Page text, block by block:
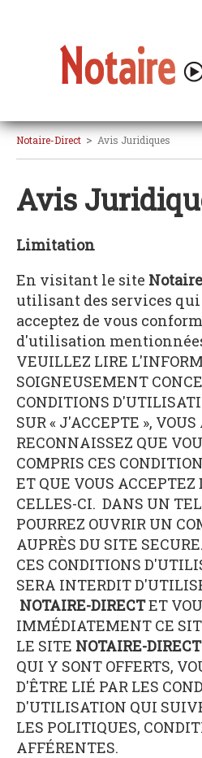
Notaire-Direct > Avis Juridiques
Avis
Limitation
En visitant le site
utilisant des services
acceptez de vous
d'utilisation
VEUILLEZ LIRE
SOIGNEUSEMENT
CONDITIONS
SUR « J'ACCEPTE »,
RECONNAISSEZ QUE
COMPRIS CES
ET QUE VOUS ACCEPTEZ
CELLES-CI. DANS UN
POURREZ OUVRIR UN
AUPRÈS DU SITE
CES CONDITIONS
SERA INTERDIT
NOTAIRE-DIRECTET
IMMÉDIATEMENT CE
LE SITE NOTAIRE-DIRECT
QUI Y SONT OFFERTS,
D'ÊTRE LIÉ PAR LES
D'UTILISATION QUI
LES POLITIQUES,
AFFÉRENTES.